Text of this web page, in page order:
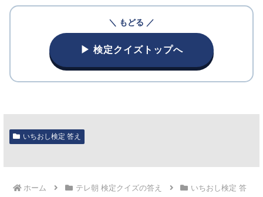
＼ もどる ／
▶ 検定クイズトップへ
いちおし検定 答え
ホーム テレ朝 検定クイズの答え
いちおし検定 答